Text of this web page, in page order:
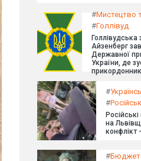
#Мистецтво
#Голлівуд
Айзенберг
Державної
України, де
#
#
на
конфлікт
#Бюджет